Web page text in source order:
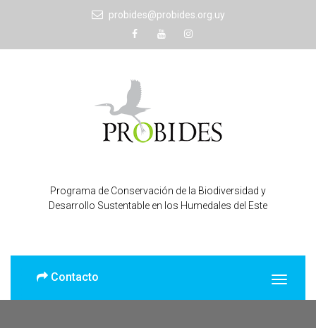
probides@probides.org.uy
Programa de Conservación de la Biodiversidad y
Desarrollo Sustentable en los Humedales del Este
Contacto